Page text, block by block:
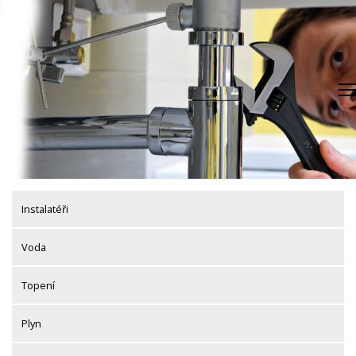
content
Instalatéři
Voda
Topení
Plyn